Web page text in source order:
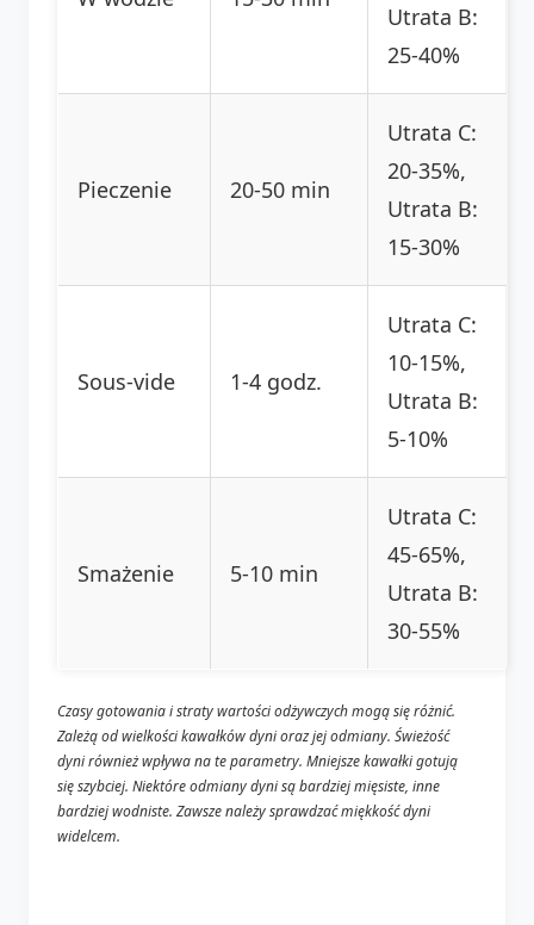
Utrata B:
25-40%
Pieczenie 20-50 min
Utrata C:
20-35%,
Utrata B:
15-30%
Sous-vide 1-4 godz.
Utrata C:
10-15%,
Utrata B:
5-10%
Smażenie 5-10 min
Utrata C:
45-65%,
Utrata B:
30-55%
Czasy gotowania i straty wartości odżywczych mogą się różnić.
Zależą od wielkości kawałków dyni oraz jej odmiany. Świeżość
dyni również wpływa na te parametry. Mniejsze kawałki gotują
się szybciej. Niektóre odmiany dyni są bardziej mięsiste, inne
bardziej wodniste. Zawsze należy sprawdzać miękkość dyni
widelcem.